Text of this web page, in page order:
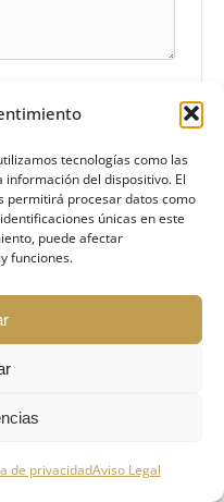
tecnologías como las
del dispositivo. El
permitirá procesar datos como
únicas en este
puede afectar
funciones.
de privacidadAviso Legal
de datos
inmobiliaria y
del interesado.
datos a terceros.
y supresión,
de
Club VIPRUS,
mis visitas.